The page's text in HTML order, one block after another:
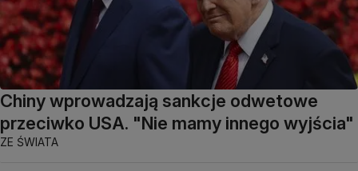
Chiny wprowadzają sankcje odwetowe
przeciwko USA. "Nie mamy innego wyjścia"
ZE ŚWIATA